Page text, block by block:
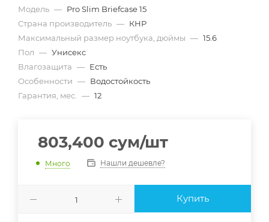
Модель — Pro Slim Briefcase 15
Страна производитель — КНР
Максимальный размер ноутбука, дюймы — 15.6
Пол — Унисекс
Влагозащита — Есть
Особенности — Водостойкость
Гарантия, мес.
— 12
803,400 сум/шт
Много Нашли дешевле?
Купить